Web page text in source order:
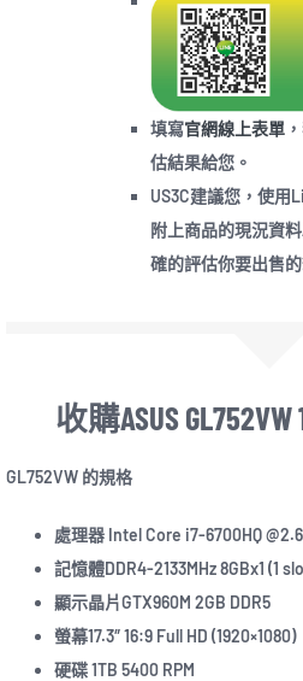
填寫官網線上表單
估結果給您。
US3C建議您，使用
附上商品的現況資
確的評估你要出售的
收購ASUS
GL752VW 的規格
處理器 Intel Core i7-6700HQ
記憶體DDR4-2133MHz 8GBx1 (1
顯示晶片GTX960M 2GB DDR5
螢幕17.3″ 16:9 Full HD (1920×1080)
硬碟 1TB 5400 RPM